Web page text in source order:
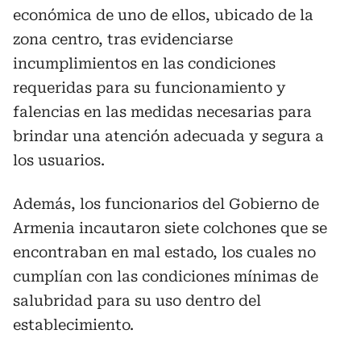
económica de uno de ellos, ubicado de la
zona centro, tras evidenciarse
incumplimientos en las condiciones
requeridas para su funcionamiento y
falencias en las medidas necesarias para
brindar una atención adecuada y segura a
los usuarios.
Además, los funcionarios del Gobierno de
Armenia incautaron siete colchones que se
encontraban en mal estado, los cuales no
cumplían con las condiciones mínimas de
salubridad para su uso dentro del
establecimiento.